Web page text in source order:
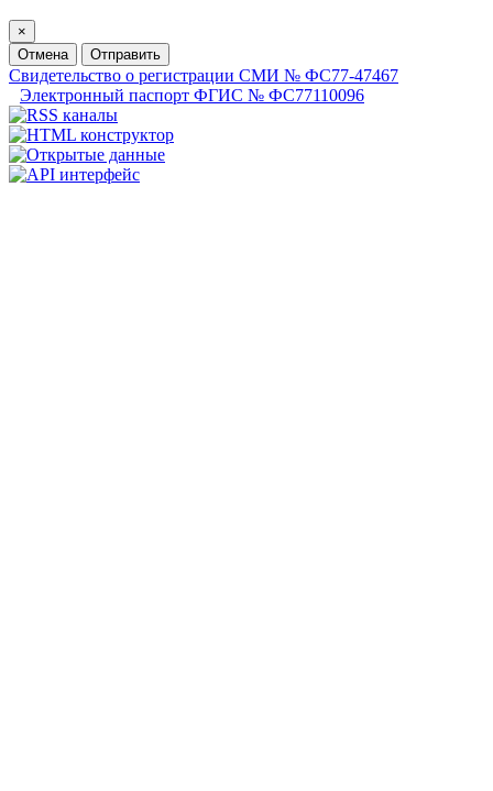
×
Отмена
Отправить
Свидетельство о регистрации СМИ № ФС77-47467
Электронный паспорт ФГИС № ФС77110096